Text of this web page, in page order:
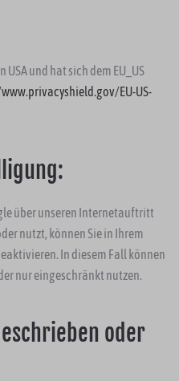
und hat sich dem EU_US
EU-US-
über unseren Internetauftritt
nutzt, können Sie in Ihrem
In diesem Fall können
nur eingeschränkt nutzen.
oder